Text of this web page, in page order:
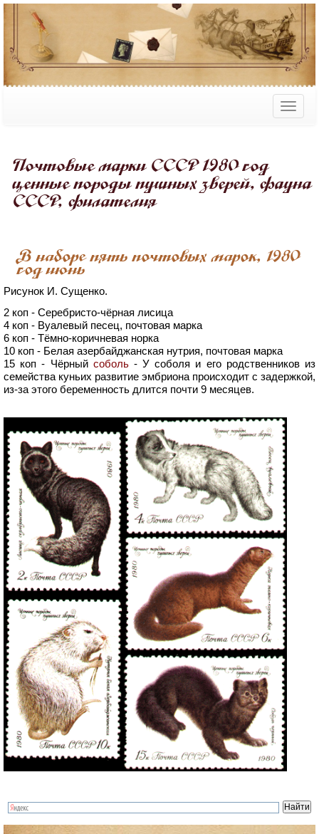
Почтовые марки СССР 1980 год
ценные породы пушных зверей, фауна
СССР, филателия
В наборе пять почтовых марок, 1980
год июнь
Рисунок И. Сущенко.
2 коп - Серебристо-чёрная лисица
4 коп - Вуалевый песец, почтовая марка
6 коп - Тёмно-коричневая норка
10 коп - Белая азербайджанская нутрия, почтовая марка
15 коп - Чёрный соболь- У соболя и его родственников из
семейства куньих развитие эмбриона происходит с задержкой,
из-за этого беременность длится почти 9 месяцев.